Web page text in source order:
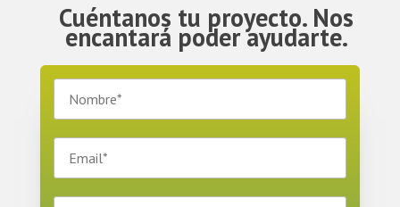
Cuéntanos tu proyecto. Nos
encantará poder ayudarte.